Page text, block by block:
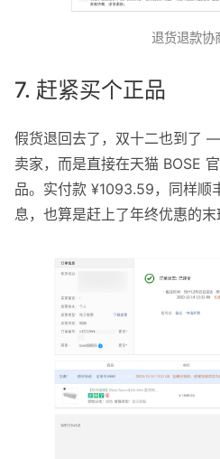
退货退款协
7. 赶紧买个正品
假货退回去了，双十二也到了
卖家，而是直接在天猫 BOSE
品。实付款 ¥1093.59，同样顺
息，也算是赶上了年终优惠的末